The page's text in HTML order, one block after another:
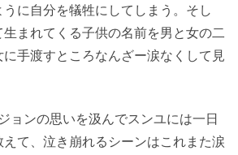
に自分を犠牲にしてしまう。そし
まれてくる子供の名前を男と女の二
手渡すところなんざー涙なくして見
ョンの思いを汲んでスンユには一日
て、泣き崩れるシーンはこれまた涙